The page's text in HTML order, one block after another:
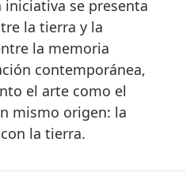
se presenta
la tierra y la
la memoria
contemporánea,
el arte como el
mismo origen: la
la tierra.